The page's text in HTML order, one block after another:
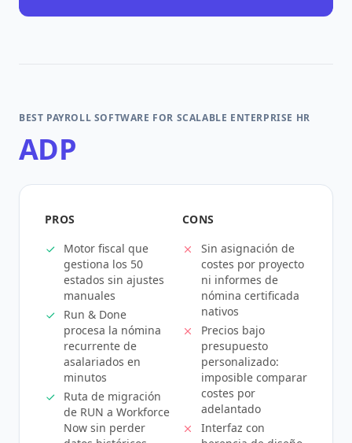
BEST PAYROLL SOFTWARE FOR SCALABLE ENTERPRISE HR
ADP
PROS
Motor fiscal que
gestiona los 50
estados sin ajustes
manuales
Run & Done
procesa la nómina
recurrente de
asalariados en
minutos
Ruta de migración
de RUN a Workforce
Now sin perder
CONS
Sin asignación de
costes por proyecto
ni informes de
nómina certificada
nativos
Precios bajo
presupuesto
personalizado:
imposible comparar
costes por
adelantado
Interfaz con